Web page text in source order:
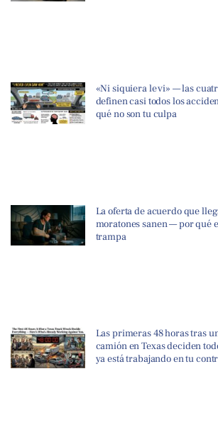
«Ni siquiera le vi» — las
definen casi todos los
qué no son tu culpa
La oferta de acuerdo que
moratones sanen — por qué
trampa
Las primeras 48 horas tras
camión en Texas deciden
ya está trabajando en tu